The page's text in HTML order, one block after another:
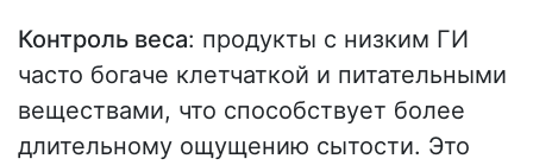
Контроль веса: продукты с низким ГИ
часто богаче клетчаткой и питательными
веществами, что способствует более
длительному ощущению сытости. Это